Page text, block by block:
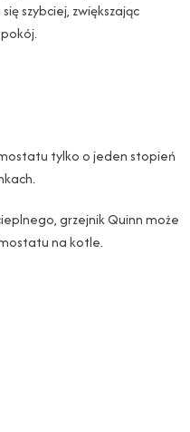
szybciej, zwiększając
tylko o jeden stopień
grzejnik Quinn może
na kotle.